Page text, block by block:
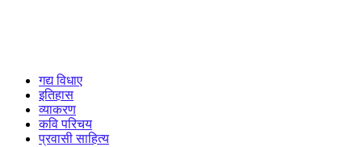
गद्य विधाए
इतिहास
व्याकरण
कवि परिचय
प्रवासी साहित्य